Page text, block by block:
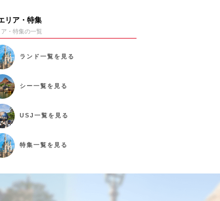
リア・特集
・特集の一覧
ランド 一覧を見る
シー一覧を見る
USJ 一覧を見る
特集一覧を見る